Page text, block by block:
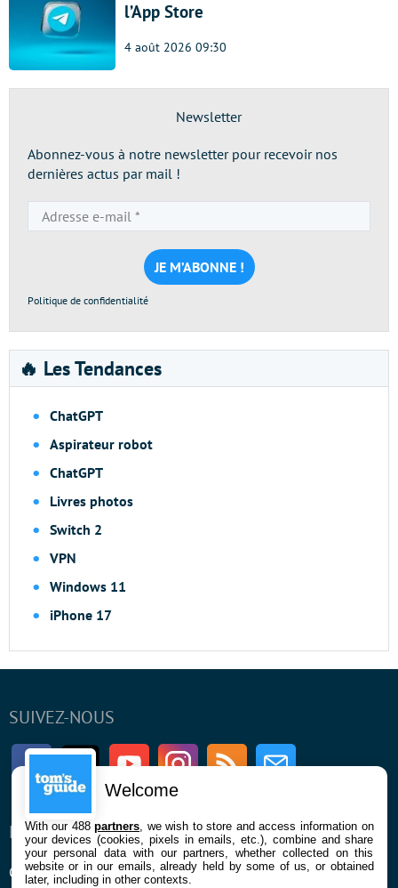
l’App Store
4 août 2026 09:30
Newsletter
Abonnez-vous à notre newsletter pour recevoir nos
dernières actus par mail !
e-
mail
*
Politique de confidentialité
🔥 Les Tendances
ChatGPT
Aspirateur robot
ChatGPT
Livres photos
Switch 2
VPN
Windows 11
iPhone 17
SUIVEZ-NOUS
FacebookTwitter Youtube InstagramRSS Newsletter
ENTREPRISE
Qui sommes nous
À PROPOS
La rédaction
Welcome
With our 488partners , we wish to store and access information on
your devices (cookies, pixels in emails, etc.), combine and share
your personal data with our partners, whether collected on this
website or in our emails, already held by some of us, or obtained
later, including in other contexts.